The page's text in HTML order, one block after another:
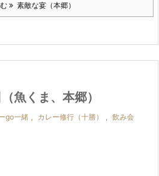
素敵な宴（本郷）
魚くま、本郷）
go一緒 , カレー修行（十勝） , 飲み会